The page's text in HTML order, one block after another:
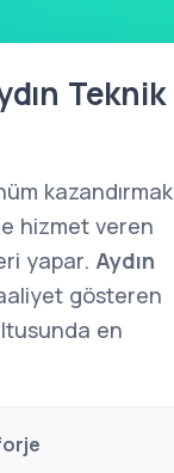
Teknik
kazandırmak
hizmet veren
yapar. Aydın
gösteren
en